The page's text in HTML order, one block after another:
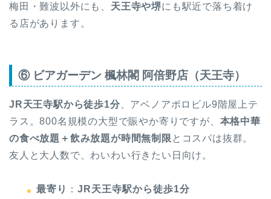
梅田・難波以外にも、 天王寺や堺にも駅近で落ち着け
る店があります。
⑥ ビアガーデン 楓林閣 阿倍野店（天王寺）
JR天王寺駅から徒歩1分 、アベノアポロビル9階屋上テ
ラス。800名規模の大型で賑やか寄りですが、 本格中華
の食べ放題＋飲み放題が時間無制限 とコスパは抜群。
友人と大人数で、わいわい行きたい日向け。
最寄り ： JR天王寺駅から徒歩1分